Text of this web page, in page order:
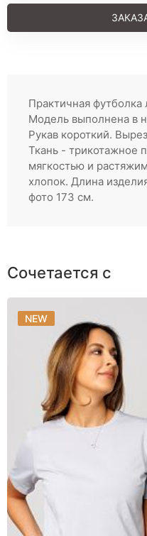
Костюмы
О компании
Партнерам
Практичная футболка
Модель выполнена в
Рукав короткий.
Ткань - трикотажное
мягкостью и
хлопок. Длина
фото 173 см.
Сочетается с
NEW